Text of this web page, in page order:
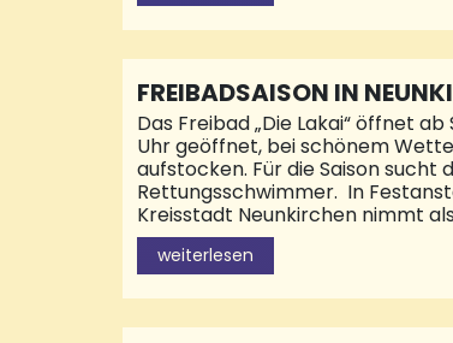
Elversberger U21. „Im Hinspiel
die bessere Mannschaft, haben
FREIBADSAISON IN
Das Freibad „Die Lakai“ öffnet
Uhr geöffnet, bei schönem
aufstocken. Für die Saison
Rettungsschwimmer. In
Kreisstadt Neunkirchen nimmt
Bereich Schwimmbad bietet die
zum 1. August 2023 an. Alles zu
https://www.neunkirchen.de/
weiterlesen